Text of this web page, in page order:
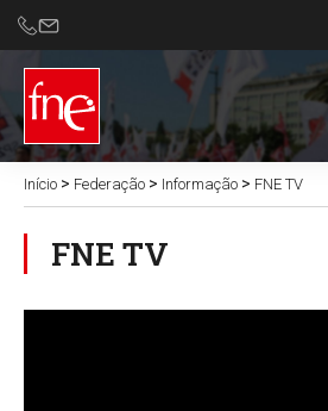
Início > Federação > Informação > FNE TV
FNE TV